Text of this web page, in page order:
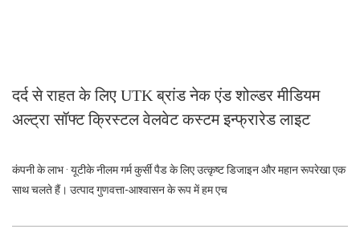
दर्द से राहत के लिए UTK ब्रांड नेक एंड शोल्डर मीडियम
अल्ट्रा सॉफ्ट क्रिस्टल वेलवेट कस्टम इन्फ्रारेड लाइट
कंपनी के लाभ · यूटीके नीलम गर्म कुर्सी पैड के लिए उत्कृष्ट डिजाइन और महान रूपरेखा एक
साथ चलते हैं। उत्पाद गुणवत्ता-आश्वासन के रूप में हम एच